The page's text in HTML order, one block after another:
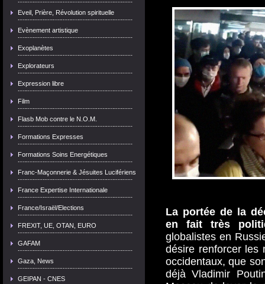
Eveil, Prière, Révolution spirituelle
Evènement artistique
Exoplanètes
Explorateurs
Expression libre
Film
Flasb Mob contre le N.O.M.
Formations Expresses
Formations Soins Energétiques
Franc-Maçonnerie & Jésuites Lucifériens
France Expertise Internationale
France/Israël/Elections
FREXIT, UE, OTAN, EURO
GAFAM
Gaza, News
GEIPAN - CNES
La portée de la
en fait très
globalistes en
désire renforcer les
occidentaux, que
déjà Vladimir